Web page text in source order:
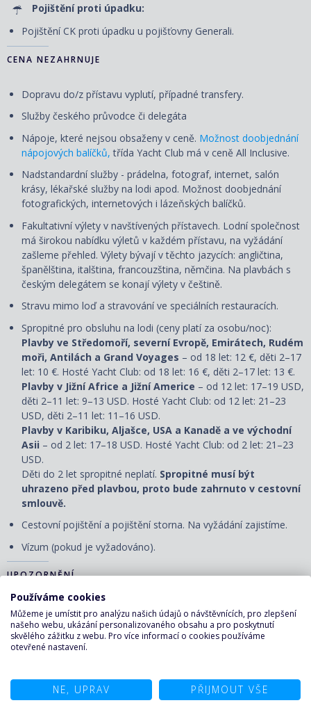
Pojištění proti úpadku:
Pojištění CK proti úpadku u pojišťovny Generali.
CENA NEZAHRNUJE
Dopravu do/z přístavu vyplutí, případné transfery.
Služby českého průvodce či delegáta
Nápoje, které nejsou obsaženy v ceně. Možnost doobjednání
nápojových balíčků, třída Yacht Club má v ceně All Inclusive.
Nadstandardní služby - prádelna, fotograf, internet, salón
krásy, lékařské služby na lodi apod. Možnost doobjednání
fotografických, internetových i lázeňských balíčků.
Fakultativní výlety v navštívených přístavech. Lodní společnost
má širokou nabídku výletů v každém přístavu, na vyžádání
zašleme přehled. Výlety bývají v těchto jazycích: angličtina,
španělština, italština, francouzština, němčina. Na plavbách s
českým delegátem se konají výlety v češtině.
Stravu mimo loď a stravování ve speciálních restauracích.
Spropitné pro obsluhu na lodi (ceny platí za osobu/noc):
Plavby ve Středomoří, severní Evropě, Emirátech, Rudém
moři, Antilách a Grand Voyages – od 18 let: 12 €, děti 2–17
let: 10 €. Hosté Yacht Club: od 18 let: 16 €, děti 2–17 let: 13 €.
Plavby v Jižní Africe a Jižní Americe – od 12 let: 17–19 USD,
děti 2–11 let: 9–13 USD. Hosté Yacht Club: od 12 let: 21–23
USD, děti 2–11 let: 11–16 USD.
Plavby v Karibiku, Aljašce, USA a Kanadě a ve východní
Asii – od 2 let: 17–18 USD. Hosté Yacht Club: od 2 let: 21–23
USD.
Děti do 2 let spropitné neplatí. Spropitné musí být
uhrazeno před plavbou, proto bude zahrnuto v cestovní
smlouvě.
Cestovní pojištění a pojištění storna. Na vyžádání zajistíme.
Vízum (pokud je vyžadováno).
UPOZORNĚNÍ
Ceny jsou pohyblivé a uvedená cena je pouze orientační.
Aktuální cena bude určena v okamžiku nezávazné rezervace.
Nalodění (check-in) první den plavby se uzavírá několik hodin
do přístavu dostavit s dostatečným předstihem, v případě
vlastní letecké dopravy o den dříve.
Používáme cookies
Můžeme je umístit pro analýzu našich údajů o návštěvnících, pro zlepšení
našeho webu, ukázání personalizovaného obsahu a pro poskytnutí
skvělého zážitku z webu. Pro více informací o cookies používáme
otevřené nastavení.
NE, UPRAV PŘIJMOUT VŠE